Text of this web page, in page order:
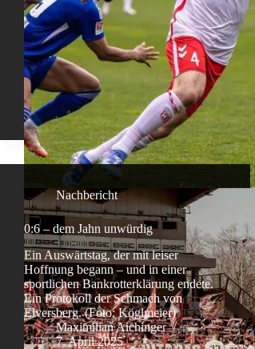
Nachbericht
0:6 – dem Jahn unwürdig
Ein Auswärtstag, der mit leiser
Hoffnung begann – und in einer
sportlichen Bankrotterklärung endete.
Ein Protokoll der Schmach von
Elversberg. (Foto: Köglmeier)
Maximilian Aichinger
7. April 2025